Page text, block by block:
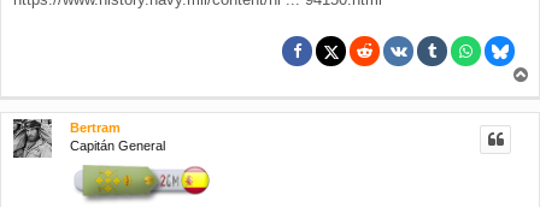
r
r
Bertram
Capitán General